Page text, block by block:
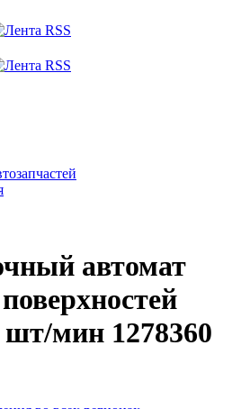
автомат
мин 1278360